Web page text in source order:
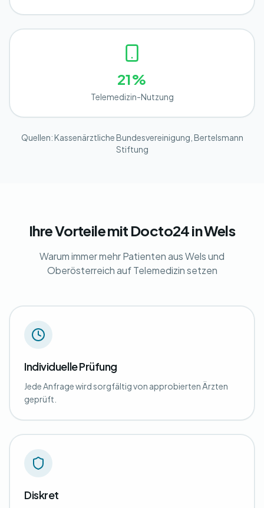
21%
Telemedizin-Nutzung
Quellen: Kassenärztliche Bundesvereinigung, Bertelsmann
Stiftung
Ihre Vorteile mit Docto24 in Wels
Warum immer mehr Patienten aus Wels und
Oberösterreich auf Telemedizin setzen
Individuelle Prüfung
Jede Anfrage wird sorgfältig von approbierten Ärzten
geprüft.
Diskret